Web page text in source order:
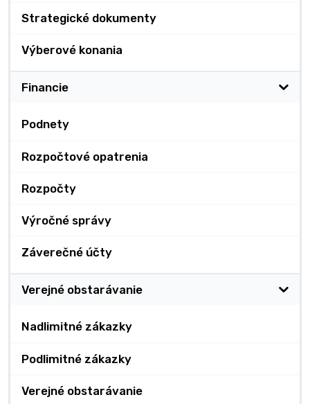
Strategické dokumenty
Výberové konania
Financie
Podnety
Rozpočtové opatrenia
Rozpočty
Výročné správy
Záverečné účty
Verejné obstarávanie
Nadlimitné zákazky
Podlimitné zákazky
Verejné obstarávanie